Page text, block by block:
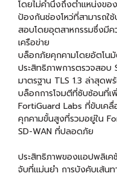
โดยไม่คำนึงถึงตำแหน่งข
ป้องกันช่องโหว่ที่สามารถใ
สอบโดยอุตสาหกรรมซึ่งมีค
เครือข่าย
บล็อกภัยคุกคามโดยอัตโน
ประสิทธิภาพการตรวจสอ
มาตรฐาน TLS 1.3 ล่าสุดพ
บล็อกการโจมตีที่ซับซ้อนที่เ
FortiGuard Labs ที่ขับเค
คุกคามขั้นสูงที่รวมอยู่ใน
SD-WAN ที่ปลอดภัย
ประสิทธิภาพของแอปพลิเค
จับที่แม่นยำ การบังคับเส้น